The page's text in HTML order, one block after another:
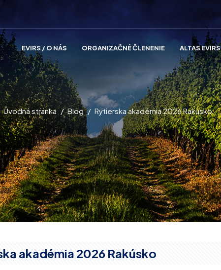
EVIRS / O NÁS ORGANIZAČNÉ ČLENENIE ALTAS EVIRS
Úvodná stránka Blog Rytierska akadémia 2026 Rakúsko
akadémia 2026 Rakúsko